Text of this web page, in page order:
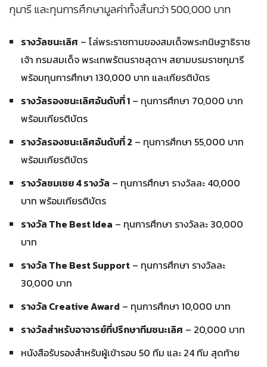
กุมารี และทุนการศึกษามูลค่าทั้งสิ้นกว่า 500,000 บาท
รางวัลชนะเลิศ – โล่พระราชทานของสมเด็จพระกนิษฐาธิราช
เจ้า กรมสมเด็จ พระเทพรัตนราชสุดาฯ สยามบรมราชกุมารี
พร้อมทุนการศึกษา 130,000 บาท และเกียรติบัตร
รางวัลรองชนะเลิศอันดับที่ 1 – ทุนการศึกษา 70,000 บาท
พร้อมเกียรติบัตร
รางวัลรองชนะเลิศอันดับที่ 2 – ทุนการศึกษา 55,000 บาท
พร้อมเกียรติบัตร
รางวัลชมเชย 4 รางวัล – ทุนการศึกษา รางวัลละ 40,000
บาท พร้อมเกียรติบัตร
รางวัล The Best Idea – ทุนการศึกษา รางวัลละ 30,000
บาท
รางวัล The Best Support – ทุนการศึกษา รางวัลละ
30,000 บาท
รางวัล Creative Award – ทุนการศึกษา 10,000 บาท
รางวัลสำหรับอาจารย์ที่ปรึกษาทีมชนะเลิศ – 20,000 บาท
หนังสือรับรองสำหรับผู้เข้ารอบ 50 ทีม และ 24 ทีม สุดท้าย